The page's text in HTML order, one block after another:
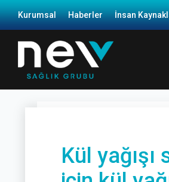
Kurumsal Haberler İnsan
Kül